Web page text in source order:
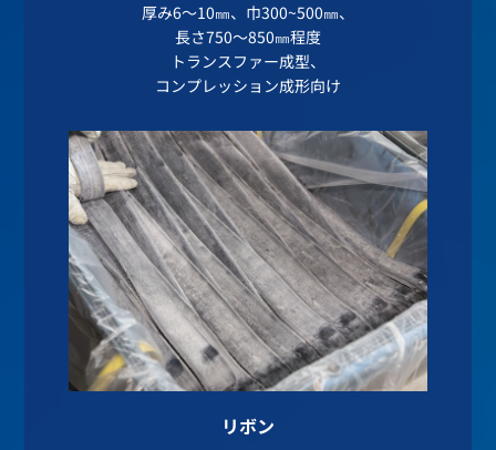
厚み6～10㎜、巾300~500㎜、
長さ750～850㎜程度
トランスファー成型、
コンプレッション成形向け
リボン